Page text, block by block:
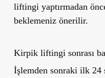
liftingi yaptırmadan
beklemeniz önerilir.
Kirpik liftingi sonrası
İşlemden sonraki ilk 24